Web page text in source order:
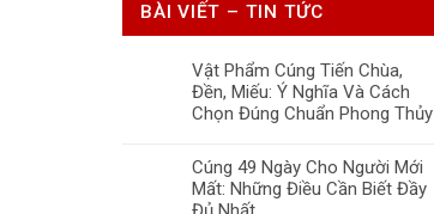
BÀI VIẾT – TIN TỨC
Vật Phẩm Cúng Tiến Chùa,
Đền, Miếu: Ý Nghĩa Và Cách
Chọn Đúng Chuẩn Phong Thủy
Cúng 49 Ngày Cho Người Mới
Mất: Những Điều Cần Biết Đầy